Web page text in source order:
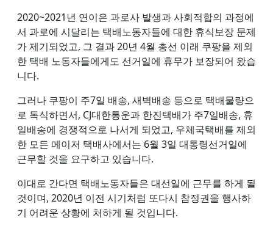
2020~2021년 연이은 과로사 발생과 사회적합의 과정에
서 과로에 시달리는 택배노동자들에 대한 휴식보장 문제
가 제기되었고, 그 결과 20년 4월 총선 이래 쿠팡을 제외
한 택배 노동자들에게도 선거일에 휴무가 보장되어 왔습
니다.
그러나 쿠팡이 주7일 배송, 새벽배송 등으로 택배물량으
로 독식하면서, CJ대한통운과 한진택배가 주7일배송, 휴
일배송에 경쟁적으로 나서게 되었고, 우체국택배를 제외
한 모든 메이저 택배사에서는 6월 3일 대통령선거일에
근무할 것을 요구하고 있습니다.
이대로 간다면 택배노동자들은 대선일에 근무를 하게 될
것이며, 2020년 이전 시기처럼 또다시 참정권을 행사하
기 어려운 상황에 처하게 될 것입니다.